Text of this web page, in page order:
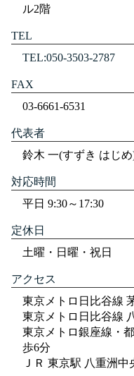
ル2階
TEL
TEL:050-3503-2787
FAX
03-6661-6531
代表者
鈴木 一(すずき はじ
対応時間
平日 9:30～17:30
定休日
土曜・日曜・祝日
アクセス
東京メトロ日比谷線
東京メトロ日比谷線
東京メトロ銀座線・
歩6分
ＪＲ 東京駅 八重洲